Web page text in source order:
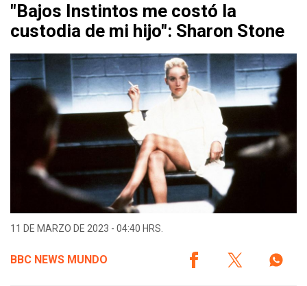
"Bajos Instintos me costó la
custodia de mi hijo": Sharon Stone
11 DE MARZO DE 2023 - 04:40 HRS.
BBC NEWS MUNDO